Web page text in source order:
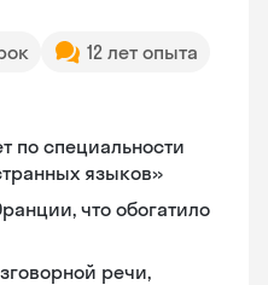
12 лет опыта
по специальности
языков»
что обогатило
речи,